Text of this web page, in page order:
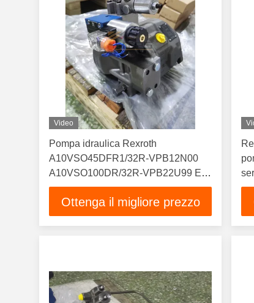
Video
Pompa idraulica Rexroth
A10VSO45DFR1/32R-VPB12N00
A10VSO100DR/32R-VPB22U99 E-
A10VSO140DR/31R-PPB12N00
Ottenga il migliore prezzo